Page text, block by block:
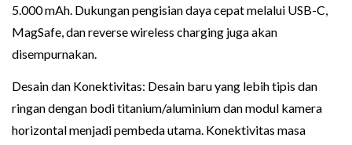
5.000 mAh. Dukungan pengisian daya cepat melalui USB-C,
MagSafe, dan reverse wireless charging juga akan
disempurnakan.
Desain dan Konektivitas: Desain baru yang lebih tipis dan
ringan dengan bodi titanium/aluminium dan modul kamera
horizontal menjadi pembeda utama. Konektivitas masa